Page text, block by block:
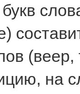
букв
(веер,
на